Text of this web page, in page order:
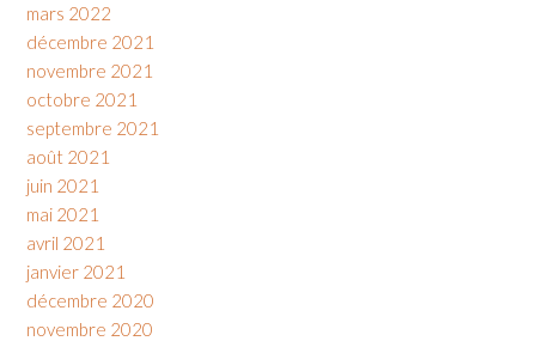
mars 2022
décembre 2021
novembre 2021
octobre 2021
septembre 2021
août 2021
juin 2021
mai 2021
avril 2021
janvier 2021
décembre 2020
novembre 2020